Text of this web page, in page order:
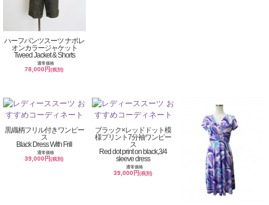
ハーフパンツスーツ ナポレ
オンカラージャケット
Tweed Jacket & Shorts
通常価格
78,000円(税別)
黒織柄フリル付きワンピー
ス
Black Dress With Frill
通常価格
39,000円(税別)
ブラック×レッドドット模
様プリント7分袖ワンピー
ス
Red dot print on black,3/4
sleeve dress
通常価格
39,000円(税別)